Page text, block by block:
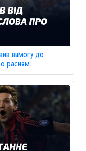
вимогу до
расизм.